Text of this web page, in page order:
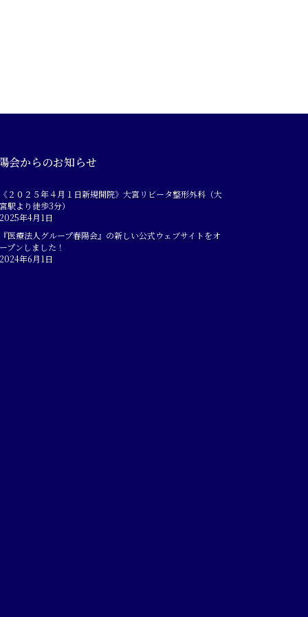
会からのお知らせ
《２０２５年４月１日新規開院》大宮リビータ整形外科（大
宮駅より徒歩3分）
2025年4月1日
『医療法人グループ春陽会』の新しい公式ウェブサイトをオ
ープンしました！
2024年6月1日